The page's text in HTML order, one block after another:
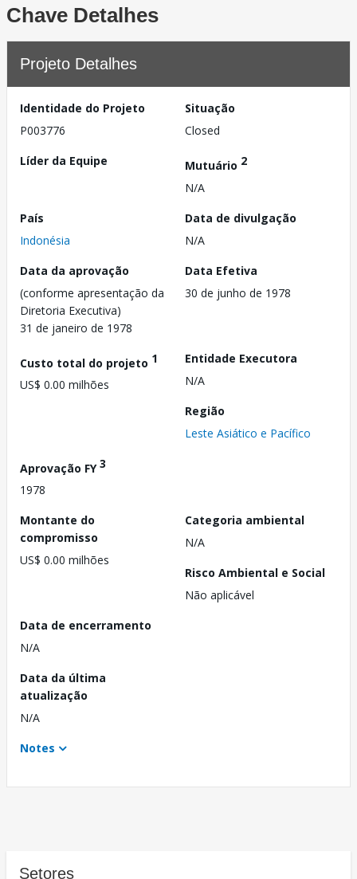
Chave Detalhes
Projeto Detalhes
Identidade do Projeto
P003776
Situação
Closed
Líder da Equipe
Mutuário 2
N/A
País
Indonésia
Data de divulgação
N/A
Data da aprovação
(conforme apresentação da
Diretoria Executiva)
31 de janeiro de 1978
Data Efetiva
30 de junho de 1978
Custo total do projeto 1
US$ 0.00 milhões
Entidade Executora
N/A
Região
Leste Asiático e Pacífico
Aprovação FY3
1978
Montante do
compromisso
US$ 0.00 milhões
Categoria ambiental
N/A
Risco Ambiental e Social
Não aplicável
Data de encerramento
N/A
Data da última
atualização
N/A
Notes
Setores